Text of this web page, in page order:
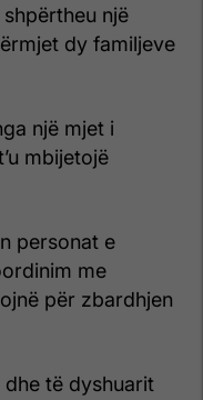
një
dy familjeve
një mjet i
mbijetojë
personat e
me
për zbardhjen
të dyshuarit